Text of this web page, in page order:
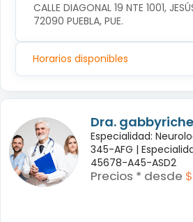
CALLE DIAGONAL 19 NTE 1001,
72090 PUEBLA, PUE.
Horarios disponibles
Dra.
Especialidad:
345-AFG |
45678-A45-ASD2
Precios * desde